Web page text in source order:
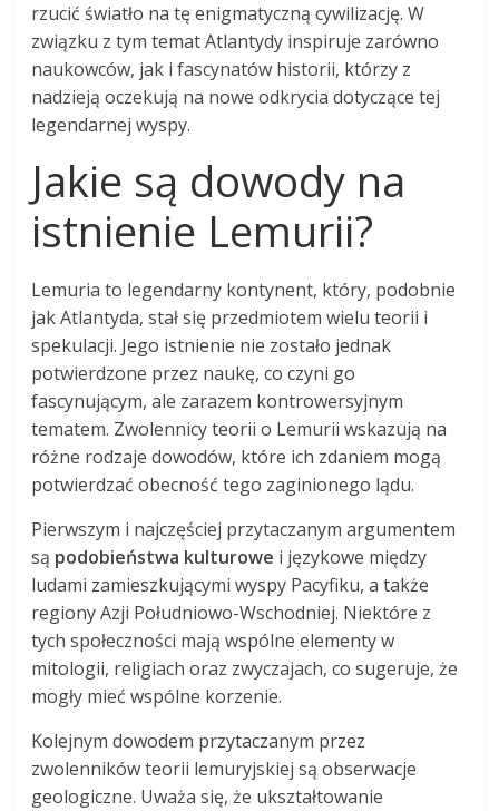
rzucić światło na tę enigmatyczną cywilizację. W
związku z tym temat Atlantydy inspiruje zarówno
naukowców, jak i fascynatów historii, którzy z
nadzieją oczekują na nowe odkrycia dotyczące tej
legendarnej wyspy.
Jakie są dowody na
istnienie Lemurii?
Lemuria to legendarny kontynent, który, podobnie
jak Atlantyda, stał się przedmiotem wielu teorii i
spekulacji. Jego istnienie nie zostało jednak
potwierdzone przez naukę, co czyni go
fascynującym, ale zarazem kontrowersyjnym
tematem. Zwolennicy teorii o Lemurii wskazują na
różne rodzaje dowodów, które ich zdaniem mogą
potwierdzać obecność tego zaginionego lądu.
Pierwszym i najczęściej przytaczanym argumentem
są podobieństwa kulturowe i językowe między
ludami zamieszkującymi wyspy Pacyfiku, a także
regiony Azji Południowo-Wschodniej. Niektóre z
tych społeczności mają wspólne elementy w
mitologii, religiach oraz zwyczajach, co sugeruje, że
mogły mieć wspólne korzenie.
Kolejnym dowodem przytaczanym przez
zwolenników teorii lemuryjskiej są obserwacje
geologiczne. Uważa się, że ukształtowanie